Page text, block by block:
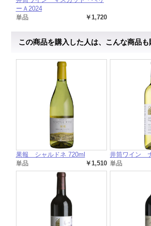
ーＡ2024
単品
￥1,720
この商品を購入した人は、こんな商品も
果報 シャルドネ 720ml
単品
￥1,510
井筒ワイン
単品